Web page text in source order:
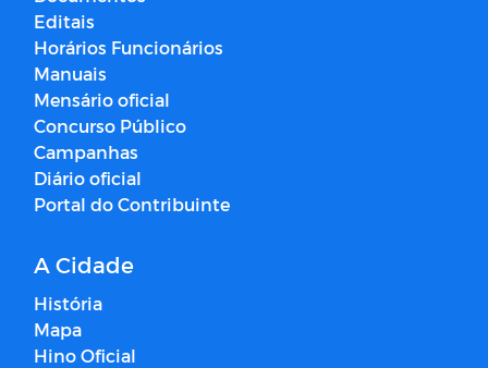
Editais
Horários Funcionários
Manuais
Mensário oficial
Concurso Público
Campanhas
Diário oficial
Portal do Contribuinte
A Cidade
História
Mapa
Hino Oficial